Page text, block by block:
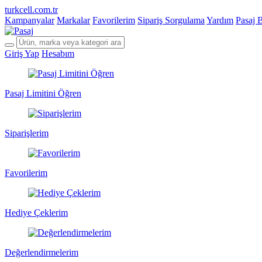
turkcell.com.tr
Kampanyalar Markalar Favorilerim Sipariş Sorgulama Yardım Pasaj
Giriş Yap Hesabım
Pasaj Limitini Öğren
Siparişlerim
Favorilerim
Hediye Çeklerim
Değerlendirmelerim